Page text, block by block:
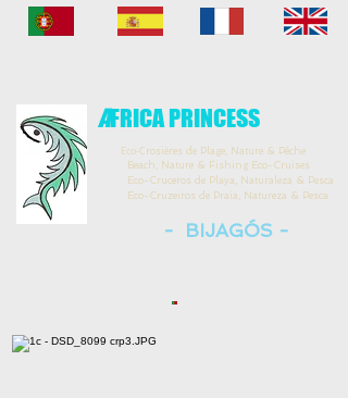
AFRICA PRINCESS
Eco-C rosières de Plage, Nature & Pêche
Beach, Nature & Fishing Eco-Cruises
Eco-Cruceros de Playa, Naturaleza & Pesca
Eco-Cruzeiros de Praia, Natureza & Pesca
- BIJAGÓS -